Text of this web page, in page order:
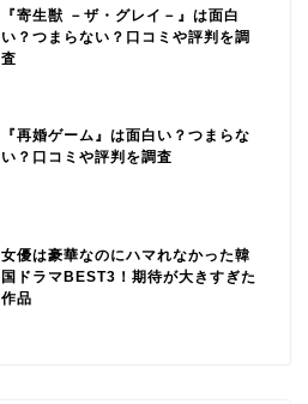
『寄生獣 －ザ・グレイ－』は面白
い？つまらない？口コミや評判を調
査
『再婚ゲーム』は面白い？つまらな
い？口コミや評判を調査
女優は豪華なのにハマれなかった韓
国ドラマBEST3！期待が大きすぎた
作品